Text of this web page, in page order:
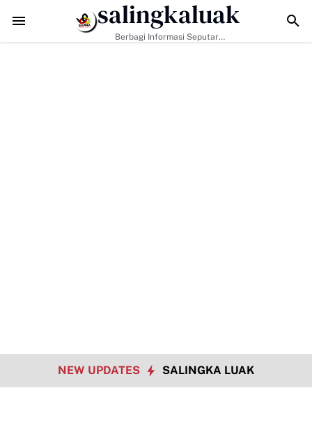
Tantangan Era Digital, Arisal Aziz Ajak Masyarakat Perkuat
salingkaluak
Berbagi Informasi Seputar
NEW UPDATES SALINGKA LUAK